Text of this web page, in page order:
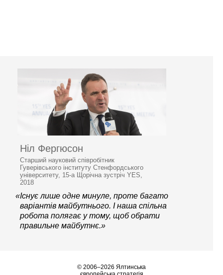
Ніл Фергюсон
Старший науковий співробітник
Гуверівського інституту Стенфордського
університету, 15-а Щорічна зустріч YES,
2018
«Існує лише одне минуле, проте багато
варіантів майбутнього. І наша спільна
робота полягає у тому, щоб обрати
правильне майбутнє.»
© 2006–2026 Ялтинська